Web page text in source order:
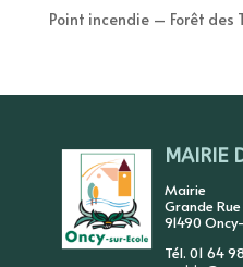
Point incendie – Forêt des
MAIRIE
Mairie
Grande Rue
91490
Tél. 01 64